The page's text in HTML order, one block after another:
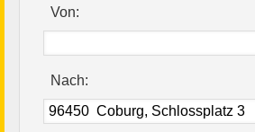
Von:
Nach: